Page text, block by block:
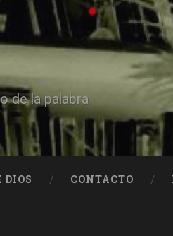
de la palabra
DIOS CONTACTO